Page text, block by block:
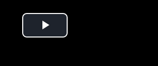
Play Video